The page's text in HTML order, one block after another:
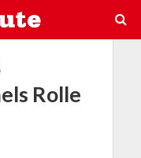
Rolle